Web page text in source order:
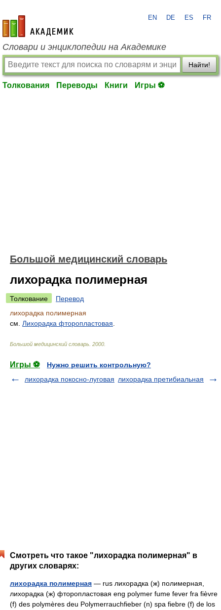
academic.ru
EN DE ES FR
Словари и энциклопедии на Академике
Найти!
Толкования Переводы Книги Игры ⚽
Большой медицинский словарь
лихорадка полимерная
Толкование
Перевод
лихорадка полимерная
см. Лихорадка фторопластовая
Большой медицинский словарь 2000
Игры ⚽
Нужно решить контрольную?
лихорадка покосно-луговая лихорадка претибиальная
Смотреть что такое "лихорадка полимерная" в
других словарях:
лихорадка полимерная — rus лихорадка (ж) полимерная,
лихорадка (ж) фторопластовая eng polymer fume fever fra fièvre
(f) des polymères deu Polymerrauchfieber (n) spa fiebre (f) de los